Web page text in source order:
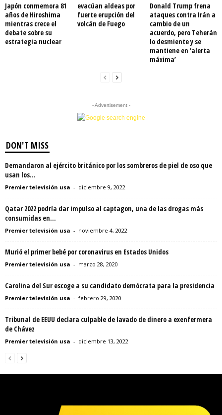
Japón conmemora 81
años de Hiroshima
mientras crece el
debate sobre su
estrategia nuclear
evacúan aldeas por
fuerte erupción del
volcán de Fuego
Donald Trump frena
ataques contra Irán a
cambio de un
acuerdo, pero Teherán
lo desmiente y se
mantiene en ‘alerta
máxima’
- Advertisement -
DON'T MISS
Demandaron al ejército británico por los sombreros de piel de oso que
usan los...
Premier televisión usa - diciembre 9, 2022
Qatar 2022 podría dar impulso al captagon, una de las drogas más
consumidas en...
Premier televisión usa - noviembre 4, 2022
Murió el primer bebé por coronavirus en Estados Unidos
Premier televisión usa - marzo 28, 2020
Carolina del Sur escoge a su candidato demócrata para la presidencia
Premier televisión usa - febrero 29, 2020
Tribunal de EEUU declara culpable de lavado de dinero a exenfermera
de Chávez
Premier televisión usa - diciembre 13, 2022